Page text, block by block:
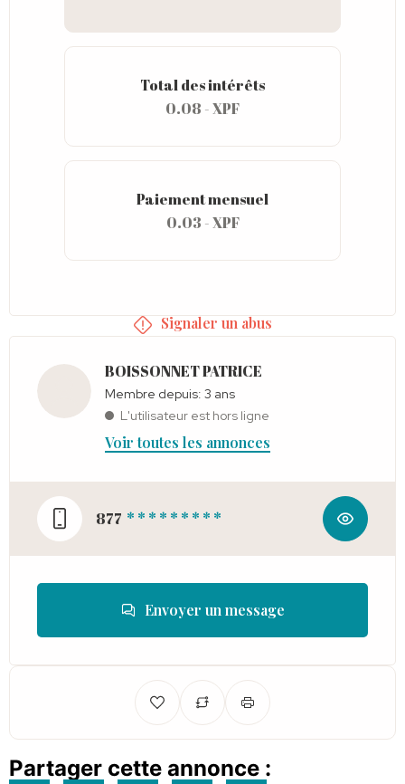
Paiement mensuel
0.03 - XPF
Total des intérêts
0.08 - XPF
Signaler un abus
BOISSONNET PATRICE
Membre depuis: 3 ans
L'utilisateur est hors ligne
Voir toutes les annonces
877 * * * * * * * * *
Envoyer un message
Partager cette annonce :